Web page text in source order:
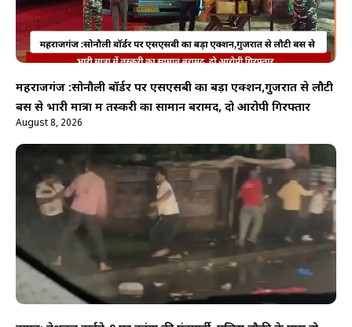
महराजगंज :सोनौली बॉर्डर पर एसएसबी का बड़ा एक्शन,गुजरात से लौटी
बस से भारी मात्रा में तस्करी का सामान बरामद, दो आरोपी गिरफ्तार
August 8, 2026